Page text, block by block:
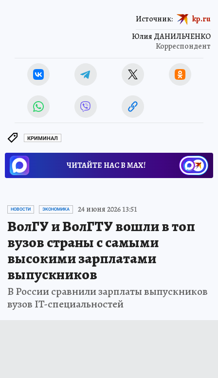
Юлия ДАНИЛЬЧЕНКО
Корреспондент
Источник: kp.ru
КРИМИНАЛ
ЧИТАЙТЕ НАС В МАХ!
НОВОСТИ ЭКОНОМИКА 24 июня 2026 13:51
ВолГУ и ВолГТУ вошли в топ
вузов страны с самыми
высокими зарплатами
выпускников
В России сравнили зарплаты выпускников
вузов IT-специальностей